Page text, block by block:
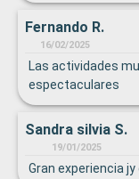
Fernando R.
16/02/2025
Las actividades
espectaculares
Sandra silvia S.
19/01/2025
Gran experiencia